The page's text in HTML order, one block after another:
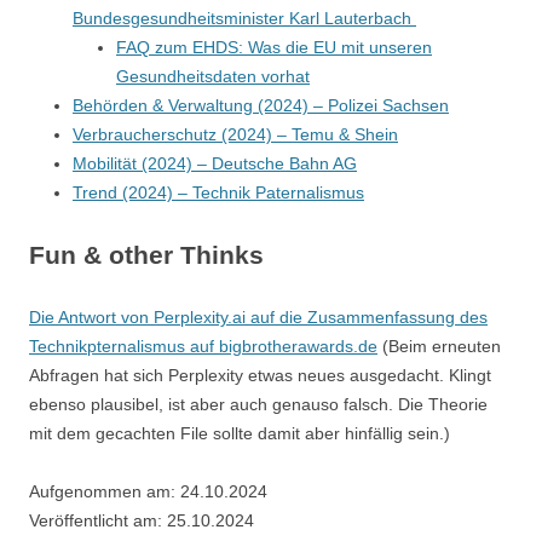
Bundesgesundheitsminister Karl Lauterbach
FAQ zum EHDS: Was die EU mit unseren
Gesundheitsdaten vorhat
Behörden & Verwaltung (2024) – Polizei Sachsen
Verbraucherschutz (2024) – Temu & Shein
Mobilität (2024) – Deutsche Bahn AG
Trend (2024) – Technik Paternalismus
Fun & other Thinks
Die Antwort von Perplexity.ai auf die Zusammenfassung des
Technikpternalismus auf bigbrotherawards.de (Beim erneuten
Abfragen hat sich Perplexity etwas neues ausgedacht. Klingt
ebenso plausibel, ist aber auch genauso falsch. Die Theorie
mit dem gecachten File sollte damit aber hinfällig sein.)
Aufgenommen am: 24.10.2024
Veröffentlicht am: 25.10.2024